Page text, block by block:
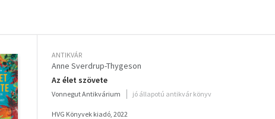
ANTIKVÁR
Anne Sverdrup-Thygeson
Az élet szövete
Vonnegut Antikvárium jó állapotú antikvár könyv
HVG Könyvek kiadó, 2022